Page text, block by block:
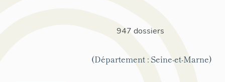
947 dossiers
(Département : Seine-et-Marne)